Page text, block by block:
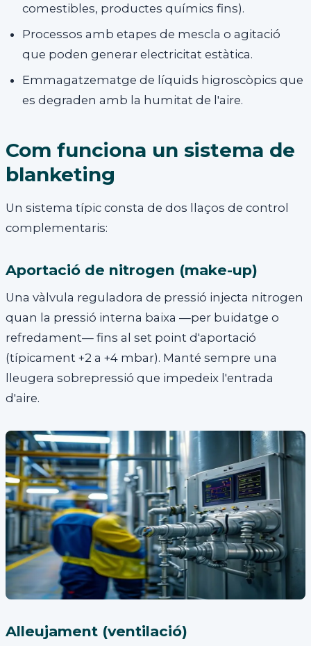
comestibles, productes químics fins).
Processos amb etapes de mescla o agitació
que poden generar electricitat estàtica.
Emmagatzematge de líquids higroscòpics que
es degraden amb la humitat de l'aire.
Com funciona un sistema de
blanketing
Un sistema típic consta de dos llaços de control
complementaris:
Aportació de nitrogen (make-up)
Una vàlvula reguladora de pressió injecta nitrogen
quan la pressió interna baixa —per buidatge o
refredament— fins al set point d'aportació
(típicament +2 a +4 mbar). Manté sempre una
lleugera sobrepressió que impedeix l'entrada
d'aire.
Alleujament (ventilació)